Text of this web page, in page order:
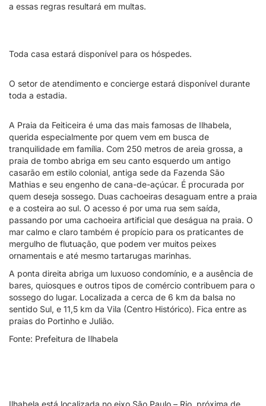
a essas regras resultará em multas.
Toda casa estará disponível para os hóspedes.
O setor de atendimento e concierge estará disponível durante
toda a estadia.
A Praia da Feiticeira é uma das mais famosas de Ilhabela,
querida especialmente por quem vem em busca de
tranquilidade em família. Com 250 metros de areia grossa, a
praia de tombo abriga em seu canto esquerdo um antigo
casarão em estilo colonial, antiga sede da Fazenda São
Mathias e seu engenho de cana-de-açúcar. É procurada por
quem deseja sossego. Duas cachoeiras desaguam entre a praia
e a costeira ao sul. O acesso é por uma rua sem saída,
passando por uma cachoeira artificial que deságua na praia. O
mar calmo e claro também é propício para os praticantes de
mergulho de flutuação, que podem ver muitos peixes
ornamentais e até mesmo tartarugas marinhas.
A ponta direita abriga um luxuoso condomínio, e a ausência de
bares, quiosques e outros tipos de comércio contribuem para o
sossego do lugar. Localizada a cerca de 6 km da balsa no
sentido Sul, e 11,5 km da Vila (Centro Histórico). Fica entre as
praias do Portinho e Julião.
Fonte: Prefeitura de Ilhabela
Ilhabela está localizada no eixo São Paulo – Rio, próxima de